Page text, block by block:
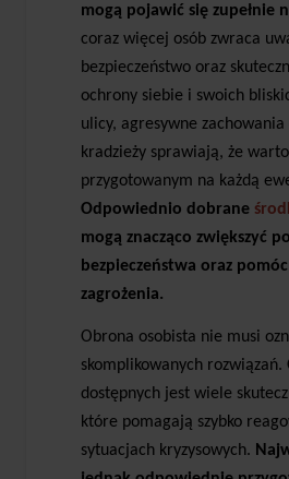
mogą pojawić się zupełnie
coraz więcej osób zwraca
bezpieczeństwo oraz
ochrony siebie i swoich
ulicy, agresywne zachowania
kradzieży sprawiają, że
przygotowanym na każdą
Odpowiednio dobrane
mogą znacząco zwiększyć
bezpieczeństwa oraz
zagrożenia.
Obrona osobista nie musi
skomplikowanych rozwiązań.
dostępnych jest wiele
które pomagają szybko
sytuacjach kryzysowych.